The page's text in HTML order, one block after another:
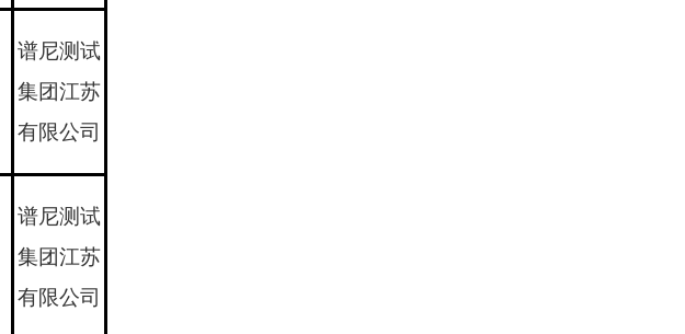
谱尼测试
集团江苏
有限公司
谱尼测试
集团江苏
有限公司